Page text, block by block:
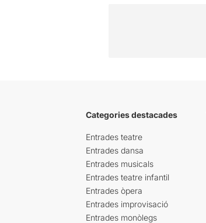
Categories destacades
Entrades teatre
Entrades dansa
Entrades musicals
Entrades teatre infantil
Entrades òpera
Entrades improvisació
Entrades monòlegs